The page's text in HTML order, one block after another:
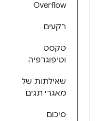
Overflow
רקעים
טקסט
וטיפוגרפיה
שאילתות של
מאגרי תגים
סיכום